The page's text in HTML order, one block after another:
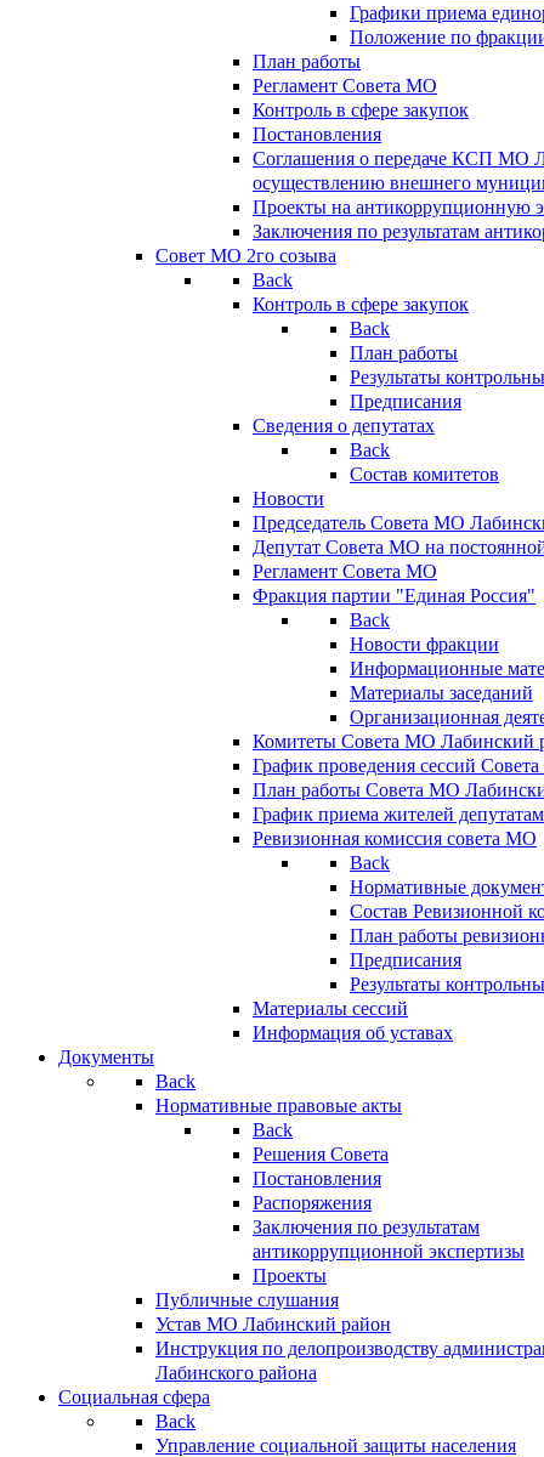
Графики приема
Положение по
План работы
Регламент Совета МО
Контроль в сфере закупок
Постановления
Соглашения о передаче КСП МО
осуществлению внешнего
Проекты на антикоррупционную
Заключения по результатам
Совет МО 2го созыва
Back
Контроль в сфере закупок
Back
План работы
Результаты
Предписания
Сведения о депутатах
Back
Состав комитетов
Новости
Председатель Совета МО
Депутат Совета МО на
Регламент Совета МО
Фракция партии "Единая Россия"
Back
Новости фракции
Информационные
Материалы заседаний
Организационная
Комитеты Совета МО Лабинский
График проведения сессий
План работы Совета МО
График приема жителей
Ревизионная комиссия совета МО
Back
Нормативные
Состав Ревизионной
План работы
Предписания
Результаты
Материалы сессий
Информация об уставах
Документы
Back
Нормативные правовые акты
Back
Решения Совета
Постановления
Распоряжения
Заключения по результатам
антикоррупционной экспертизы
Проекты
Публичные слушания
Устав МО Лабинский район
Инструкция по делопроизводству
Лабинского района
Социальная сфера
Back
Управление социальной защиты населения